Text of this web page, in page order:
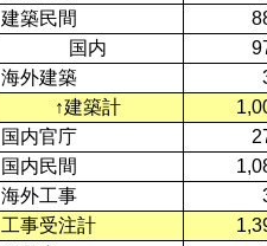
建築民間
国内
海外建築
↑建築計
国内官庁
国内民間
海外工事
工事受注計